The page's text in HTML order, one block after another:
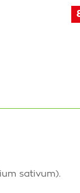
sativum).